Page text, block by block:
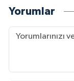
Yorumlar